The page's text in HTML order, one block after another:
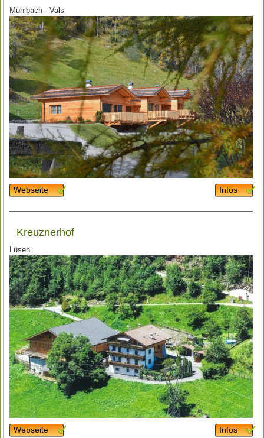
Mühlbach - Vals
Webseite Infos
Kreuznerhof
Lüsen
Webseite Infos